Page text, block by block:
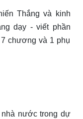
Thắng và kinh
dạy - viết phần
chương và 1 phụ
nước trong dự